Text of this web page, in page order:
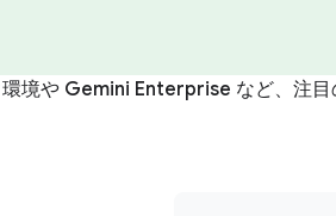
境や Gemini Enterprise など、注